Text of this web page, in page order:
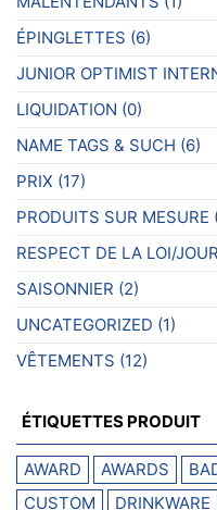
ÉPINGLETTES (6)
JUNIOR OPTIMIST
LIQUIDATION (0)
NAME TAGS & SUCH (6)
PRIX (17)
PRODUITS SUR MESURE
RESPECT DE LA LOI/
SAISONNIER (2)
UNCATEGORIZED (1)
VÊTEMENTS (12)
ÉTIQUETTES PRODUIT
AWARD AWARDS
CUSTOM
DRINKWARE